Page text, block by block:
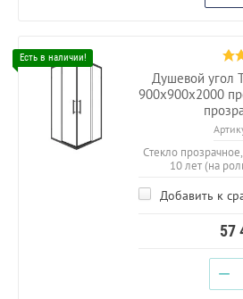
Душевой угол
900х900х2000
Стекло
10 лет (на
Добавить к
57
−